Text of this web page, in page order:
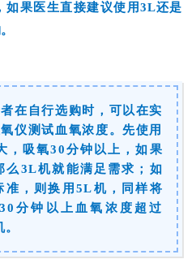
如果医生直接建议使用3L还是
在自行选购时，可以在实
仪测试血氧浓度。先使用
，吸氧30分钟以上，如果
么3L机就能满足需求；如
准，则换用5L机，同样将
分钟以上血氧浓度超过